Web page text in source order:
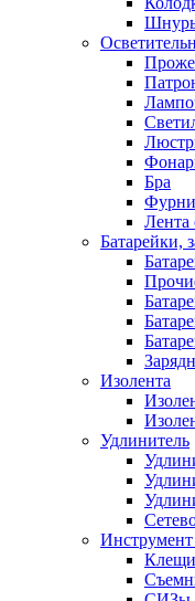
Бра
Лента
Батарейки,
Изолента
Удлинитель
Клещи